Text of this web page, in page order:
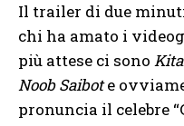
Il trailer di due
chi ha amato i
più attese ci sono
Noob Saibote
pronuncia il celebre